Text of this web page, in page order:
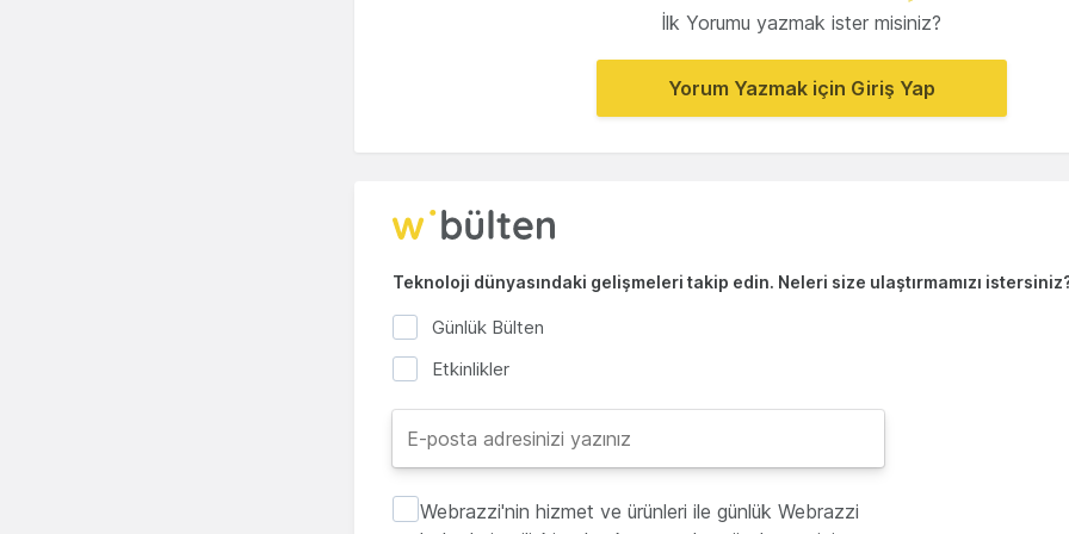
İlk Yorumu yazmak ister misiniz?
Yorum Yazmak için Giriş Yap
Teknoloji dünyasındaki gelişmeleri takip edin. Neleri size ulaştırmamızı
Günlük Bülten
Etkinlikler
Webrazzi'nin hizmet ve ürünleri ile günlük Webrazzi